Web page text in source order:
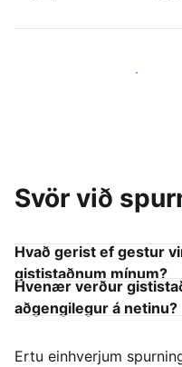
Ganga til liðs við aðra
Svör við
Hvað gerist ef gestur
gististaðnum mínum?
Hvenær verður
aðgengilegur á netinu?
Ertu einhverjum